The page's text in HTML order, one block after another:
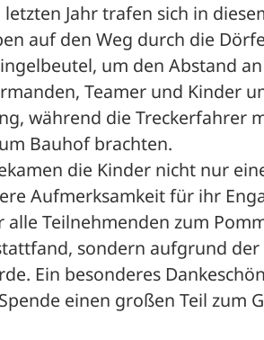
Jahr trafen sich in
auf den Weg durch die
um den Abstand
Teamer und Kinder
während die Treckerfahrer
Bauhof brachten.
die Kinder nicht nur
Aufmerksamkeit für ihr
Teilnehmenden zum
sondern aufgrund
Ein besonderes
einen großen Teil zum